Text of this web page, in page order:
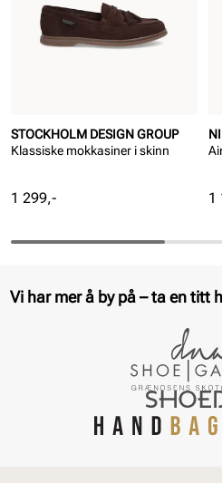
STOCKHOLM DESIGN GROUP
Klassiske mokkasiner i skinn
Pris
1 299,- 1
Vi har mer å by på – ta en titt